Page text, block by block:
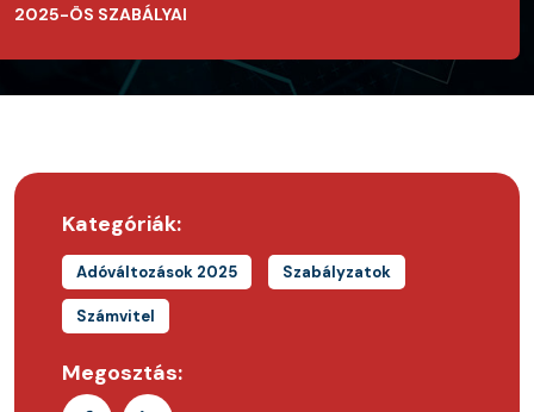
2025-ÖS SZABÁLYAI
Kategóriák:
Adóváltozások 2025 Szabályzatok
Számvitel
Megosztás: